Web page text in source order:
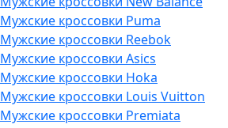
Мужские кроссовки Puma
Мужские кроссовки Reebok
Мужские кроссовки Asics
Мужские кроссовки Hoka
Мужские кроссовки Louis Vuitton
Мужские кроссовки Premiata